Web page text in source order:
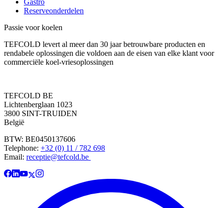
Reserveonderdelen
Passie voor koelen
TEFCOLD levert al meer dan 30 jaar betrouwbare producten en
rendabele oplossingen die voldoen aan de eisen van elke klant voor
commerciële koel-vriesoplossingen
TEFCOLD BE
Lichtenberglaan 1023
3800 SINT-TRUIDEN
België
BTW: BE0450137606
Telephone: +32 (0) 11 / 782 698
Email: receptie@tefcold.be